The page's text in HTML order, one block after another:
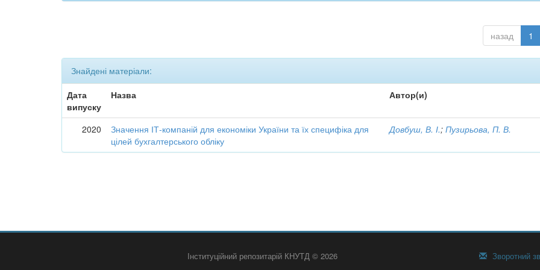
назад 1
Знайдені матеріали:
Дата
випуску
Назва Автор(и)
2020
Значення ІТ-компаній для економіки України та їх специфіка для
цілей бухгалтерського обліку
Довбуш, В. І.;Пузирьова, П. В.
Інституційний репозитарій КНУТД © 2026 Зворотний